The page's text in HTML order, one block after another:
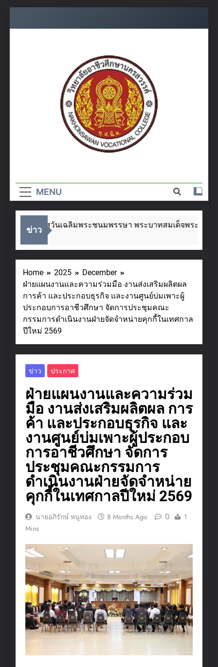
อาชีวศึกษา
นครสวรรค์
MENU
ข่าว
งในโอกาสวันเฉลิมพระชนมพรรษา พระบาทสมเด็จพระเจ้าอยู่
Home 2025
December
ฝ่ายแผนงานและความร่วมมือ งานส่งเสริมผลิตผล
การค้า และประกอบธุรกิจ และงานศูนย์บ่มเพาะผู้
ประกอบการอาชีวศึกษา จัดการประชุมคณะ
กรรมการดำเนินงานฝ่ายจัดจำหน่ายคุกกี้ในเทศกาล
ปีใหม่ 2569
ข่าว ประกาศ
ฝ่ายแผนงานและความร่วม
มือ งานส่งเสริมผลิตผล การ
ค้า และประกอบธุรกิจ และ
งานศูนย์บ่มเพาะผู้ประกอบ
การอาชีวศึกษา จัดการ
ประชุมคณะกรรมการ
ดำเนินงานฝ่ายจัดจำหน่าย
คุกกี้ในเทศกาลปีใหม่ 2569
นายอภิรักษ์ หนูทอง 8 Months Ago 0
1
Mins